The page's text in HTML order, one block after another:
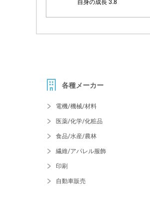
各種メーカー
電機/機械/材料
医薬/化学/化粧品
食品/水産/農林
繊維/アパレル服飾
印刷
自動車販売